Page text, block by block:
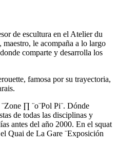
de escultura en el Atelier du
le acompaña a lo largo
comparte y desarrolla los
famosa por su trayectoria,
.
∏ ¨o¨Pol Pi¨. Dónde
de todas las disciplinas y
antes del año 2000. En el squat
Quai de La Gare ¨Exposición